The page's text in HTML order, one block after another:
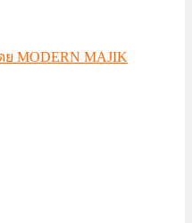
MODERN MAJIK